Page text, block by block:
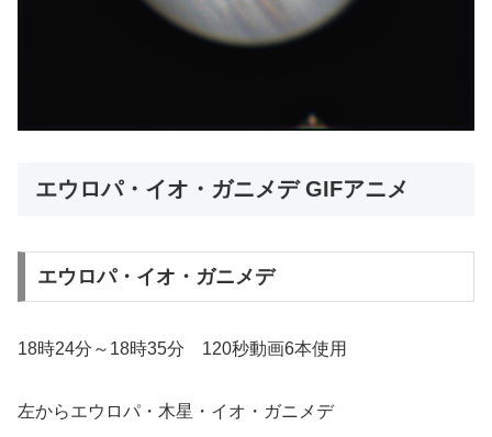
エウロパ・イオ・ガニメデ GIFアニメ
エウロパ・イオ・ガニメデ
18時24分～18時35分 120秒動画6本使用
左からエウロパ・木星・イオ・ガニメデ